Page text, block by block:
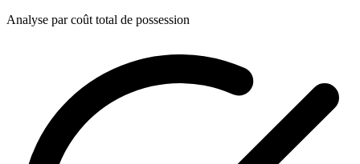
Analyse par coût total de possession